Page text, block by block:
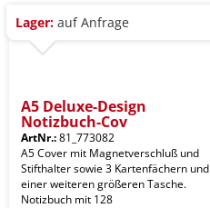
Lager: auf Anfrage
A5 Deluxe-Design
Notizbuch-Cov
ArtNr.:81_773082
A5 Cover mit Magnetverschluß und
Stifthalter sowie 3 Kartenfächern und
einer weiteren größeren Tasche.
Notizbuch mit 128